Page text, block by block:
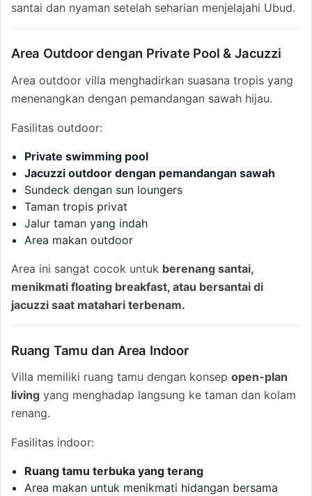
santai dan nyaman setelah seharian menjelajahi Ubud.
Area Outdoor dengan Private Pool & Jacuzzi
Area outdoor villa menghadirkan suasana tropis yang
menenangkan dengan pemandangan sawah hijau.
Fasilitas outdoor:
Private swimming pool
Jacuzzi outdoor dengan pemandangan sawah
Sundeck dengan sun loungers
Taman tropis privat
Jalur taman yang indah
Area makan outdoor
Area ini sangat cocok untuk berenang santai,
menikmati floating breakfast, atau bersantai di
jacuzzi saat matahari terbenam.
Ruang Tamu dan Area Indoor
Villa memiliki ruang tamu dengan konsep open-plan
living yang menghadap langsung ke taman dan kolam
renang.
Fasilitas indoor:
Ruang tamu terbuka yang terang
Area makan untuk menikmati hidangan bersama